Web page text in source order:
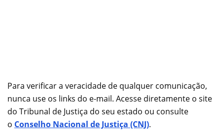
Para verificar a veracidade de qualquer comunicação,
nunca use os links do e-mail. Acesse diretamente o site
do Tribunal de Justiça do seu estado ou consulte
o Conselho Nacional de Justiça (CNJ).